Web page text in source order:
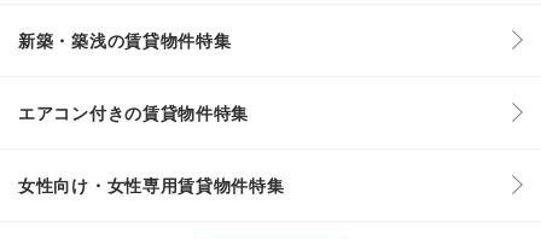
新築・築浅の賃貸物件特集
エアコン付きの賃貸物件特集
女性向け・女性専用賃貸物件特集